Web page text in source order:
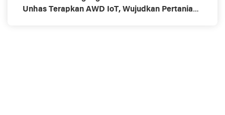
Unhas Terapkan AWD IoT, Wujudkan Pertanian